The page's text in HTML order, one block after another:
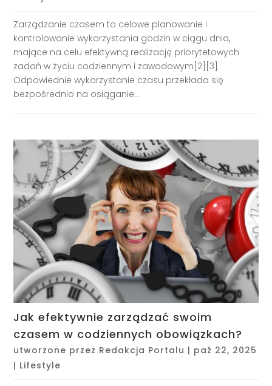
Zarządzanie czasem to celowe planowanie i
kontrolowanie wykorzystania godzin w ciągu dnia,
mające na celu efektywną realizację priorytetowych
zadań w życiu codziennym i zawodowym[2][3].
Odpowiednie wykorzystanie czasu przekłada się
bezpośrednio na osiąganie...
Jak efektywnie zarządzać swoim
czasem w codziennych obowiązkach?
utworzone przez Redakcja Portalu | paź 22, 2025
| Lifestyle